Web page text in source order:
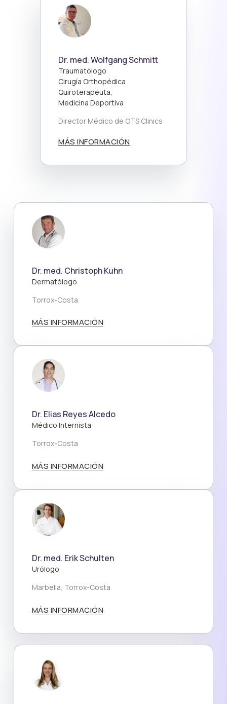
Dr. med. Wolfgang Schmitt
Traumatólogo
Cirugía Orthopédica
Quiroterapeuta,
Medicina Deportiva
Director Médico de OTS Clinics
MÁS INFORMACIÓN
Dr. med. Christoph Kuhn
Dermatólogo
Torrox-Costa
MÁS INFORMACIÓN
Dr. Elias Reyes Alcedo
Médico Internista
Torrox-Costa
MÁS INFORMACIÓN
Dr. med. Erik Schulten
Urólogo
Marbella, Torrox-Costa
MÁS INFORMACIÓN